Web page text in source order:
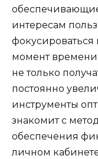
интересам
фокусироваться
момент
не только
постоянно
инструменты
знакомит с
обеспечения
личном